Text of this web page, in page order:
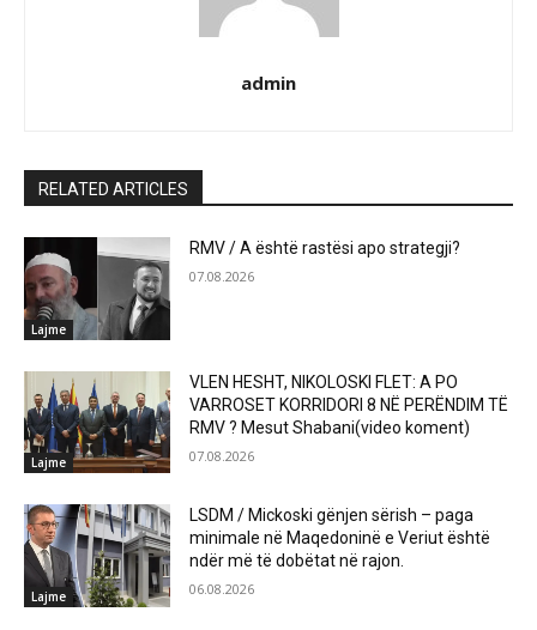
admin
RELATED ARTICLES
Lajme
RMV / A është rastësi apo strategji?
07.08.2026
Lajme
VLEN HESHT, NIKOLOSKI FLET: A PO
VARROSET KORRIDORI 8 NË PERËNDIM TË
RMV ? Mesut Shabani(video koment)
07.08.2026
Lajme
LSDM / Mickoski gënjen sërish – paga
minimale në Maqedoninë e Veriut është
ndër më të dobëtat në rajon.
06.08.2026